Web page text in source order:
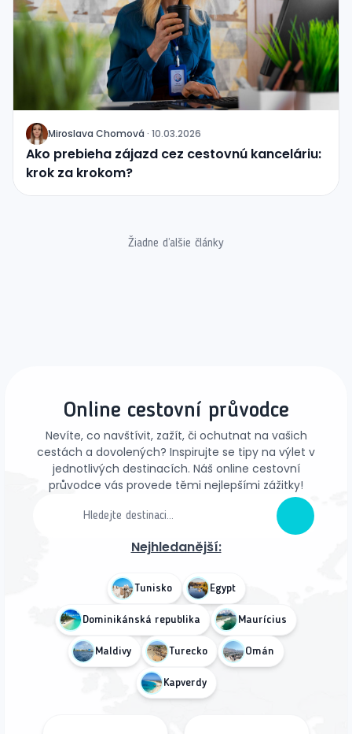
J Miroslava Chomová · 10.03.2026
Ako prebieha zájazd cez cestovnú kanceláriu:
krok za krokom?
Žiadne ďalšie články
Online cestovní průvodce
Nevíte, co navštívit, zažít, či ochutnat na vašich
cestách a dovolených? Inspirujte se tipy na výlet v
jednotlivých destinacích. Náš online cestovní
průvodce vás provede těmi nejlepšími zážitky!
Nejhledanější:
Tunisko Egypt
Dominikánská republika Maurícius
Maldivy Turecko Omán
Kapverdy